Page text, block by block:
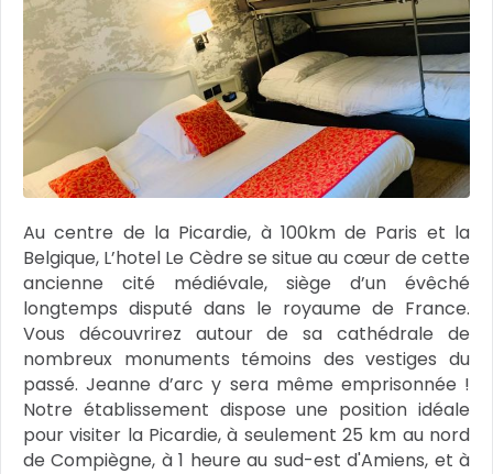
Au centre de la Picardie, à 100km de Paris et la
Belgique, L’hotel Le Cèdre se situe au cœur de cette
ancienne cité médiévale, siège d’un évêché
longtemps disputé dans le royaume de France.
Vous découvrirez autour de sa cathédrale de
nombreux monuments témoins des vestiges du
passé. Jeanne d’arc y sera même emprisonnée !
Notre établissement dispose une position idéale
pour visiter la Picardie, à seulement 25 km au nord
de Compiègne, à 1 heure au sud-est d'Amiens, et à